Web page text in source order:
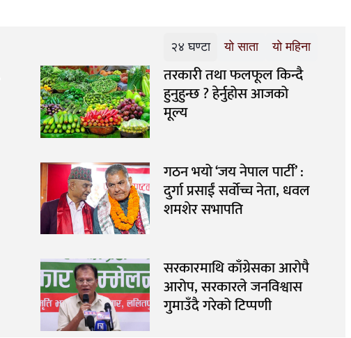
२४ घण्टा यो साता यो महिना
तरकारी तथा फलफूल किन्दै
हुनुहुन्छ ? हेर्नुहोस आजको
मूल्य
गठन भयो ‘जय नेपाल पार्टी’ :
दुर्गा प्रसाईं सर्वोच्च नेता, धवल
शमशेर सभापति
सरकारमाथि काँग्रेसका आरोपै
आरोप, सरकारले जनविश्वास
गुमाउँदै गरेको टिप्पणी